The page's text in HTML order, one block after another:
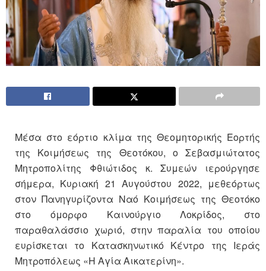
Μέσα στο εόρτιο κλίμα της Θεομητορικής Εορτής
της Κοιμήσεως της Θεοτόκου, ο Σεβασμιώτατος
Μητροπολίτης Φθιώτιδος κ. Συμεών ιερούργησε
σήμερα, Κυριακή 21 Αυγούστου 2022, μεθεόρτως
στον Πανηγυρίζοντα Ναό Κοιμήσεως της Θεοτόκο
στο όμορφο Καινούργιο Λοκρίδος, στο
παραθαλάσσιο χωριό, στην παραλία του οποίου
ευρίσκεται το Κατασκηνωτικό Κέντρο της Ιεράς
Μητροπόλεως «Η Αγία Αικατερίνη».